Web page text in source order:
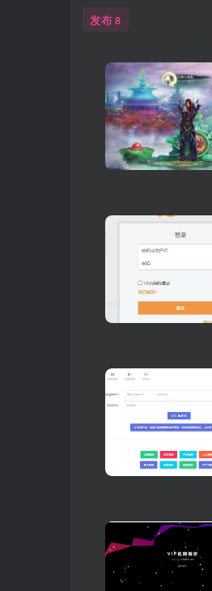
发布8